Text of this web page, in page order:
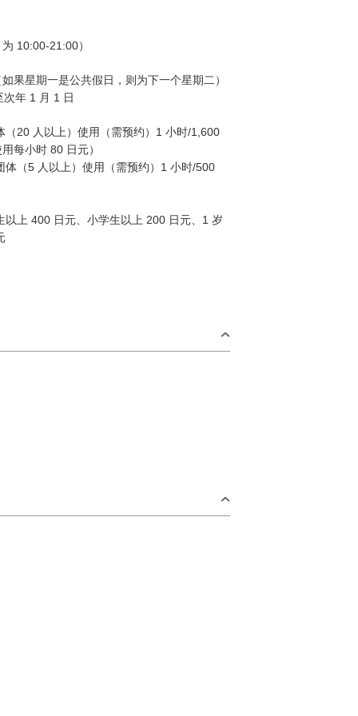
10:00-21:00）
果星期一是公共假日，则为下一个星期二）
年 1 月 1 日
（20 人以上）使用（需预约）1 小时/1,600
每小时 80 日元）
体（5 人以上）使用（需预约）1 小时/500
以上 400 日元、小学生以上 200 日元、1 岁